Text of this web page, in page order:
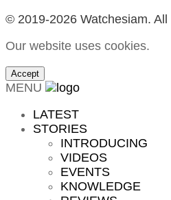
© 2019-2026 Watchesiam.
Our website uses cookies.
Accept
MENU
LATEST
STORIES
INTRODUCING
VIDEOS
EVENTS
KNOWLEDGE